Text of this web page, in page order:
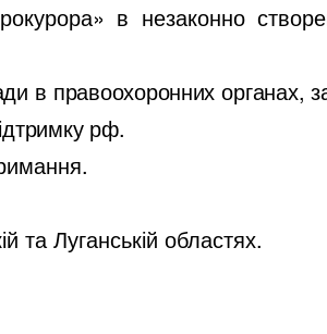
в незаконно
в правоохоронних органах,
рф.
та Луганській областях.